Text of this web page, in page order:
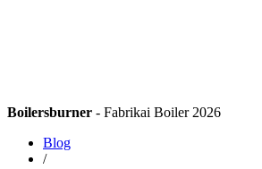
Boilersburner - Fabrikai Boiler 2026
Blog
/